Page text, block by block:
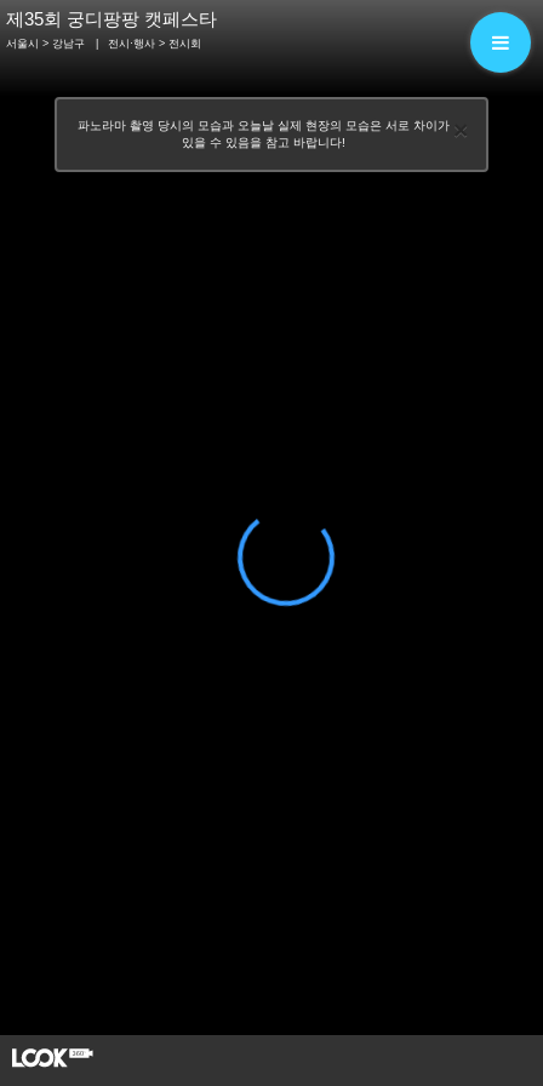
제35회 궁디팡팡 캣페스타
서울시 > 강남구 전시·행사 > 전시회
×
파노라마 촬영 당시의 모습과 오늘날 실제 현장의 모습은 서로 차이가
있을 수 있음을 참고 바랍니다!